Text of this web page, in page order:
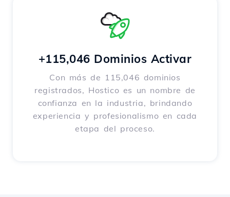
+115,046 Dominios Activar
Con más de 115,046 dominios
registrados, Hostico es un nombre de
confianza en la industria, brindando
experiencia y profesionalismo en cada
etapa del proceso.